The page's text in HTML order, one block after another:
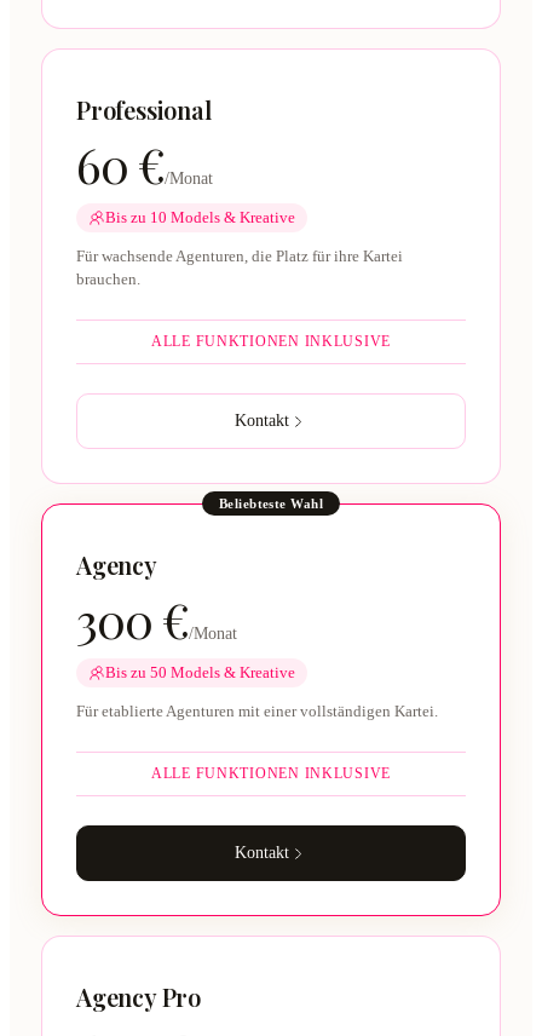
Professional
60 €/Monat
Bis zu 10 Models & Kreative
Für wachsende Agenturen, die Platz für ihre Kartei
brauchen.
ALLE FUNKTIONEN INKLUSIVE
Kontakt
Beliebteste Wahl
Agency
300 €/Monat
Bis zu 50 Models & Kreative
Für etablierte Agenturen mit einer vollständigen Kartei.
ALLE FUNKTIONEN INKLUSIVE
Kontakt
Agency Pro